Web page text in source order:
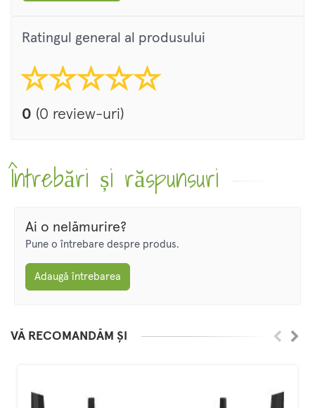
Ratingul general al produsului
0 (0 review-uri)
Întrebări și răspunsuri
Ai o nelămurire?
Pune o întrebare despre produs.
Adaugă întrebarea
VĂ RECOMANDĂM ȘI